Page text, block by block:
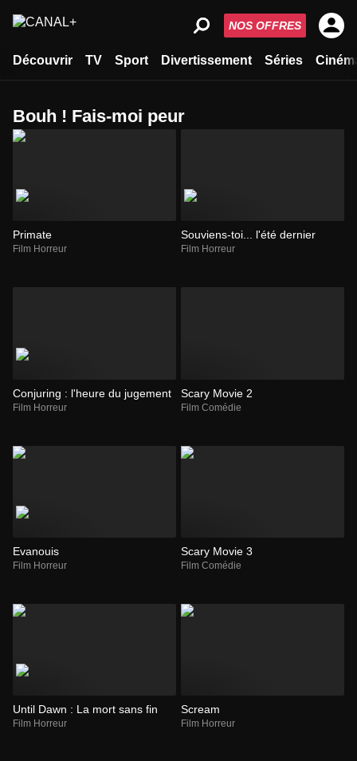
Découvrir TV Sport Divertissement Séries
NOS OFFRES
bouh ! Fais-moi peur
Primate
Film Horreur
Souviens-toi... l'été dernier
Film Horreur
Conjuring : l'heure du jugement
Film Horreur
Scary Movie 2
Film Comédie
Evanouis
Film Horreur
Scary Movie 3
Film Comédie
Until Dawn : La mort sans fin
Film Horreur
Scream
Film Horreur